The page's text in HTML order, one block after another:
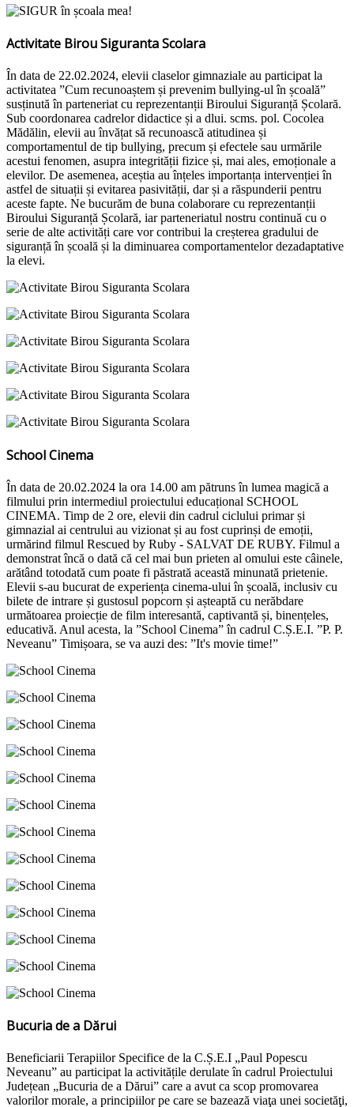
Activitate Birou Siguranta Scolara
În data de 22.02.2024, elevii claselor gimnaziale au participat la
activitatea ”Cum recunoaștem și prevenim bullying-ul în școală”
susținută în parteneriat cu reprezentanții Biroului Siguranță Școlară.
Sub coordonarea cadrelor didactice și a dlui. scms. pol. Cocolea
Mădălin, elevii au învățat să recunoască atitudinea și
comportamentul de tip bullying, precum și efectele sau urmările
acestui fenomen, asupra integrității fizice și, mai ales, emoționale a
elevilor. De asemenea, aceștia au înțeles importanța intervenției în
astfel de situații și evitarea pasivității, dar și a răspunderii pentru
aceste fapte. Ne bucurăm de buna colaborare cu reprezentanții
Biroului Siguranță Școlară, iar parteneriatul nostru continuă cu o
serie de alte activități care vor contribui la creșterea gradului de
siguranță în școală și la diminuarea comportamentelor dezadaptative
la elevi.
School Cinema
În data de 20.02.2024 la ora 14.00 am pătruns în lumea magică a
filmului prin intermediul proiectului educațional SCHOOL
CINEMA. Timp de 2 ore, elevii din cadrul ciclului primar și
gimnazial ai centrului au vizionat și au fost cuprinși de emoții,
urmărind filmul Rescued by Ruby - SALVAT DE RUBY. Filmul a
demonstrat încă o dată că cel mai bun prieten al omului este câinele,
arătând totodată cum poate fi păstrată această minunată prietenie.
Elevii s-au bucurat de experiența cinema-ului în școală, inclusiv cu
bilete de intrare și gustosul popcorn și așteaptă cu nerăbdare
următoarea proiecție de film interesantă, captivantă și, binențeles,
educativă. Anul acesta, la ”School Cinema” în cadrul C.Ș.E.I. ”P. P.
Neveanu” Timișoara, se va auzi des: ”It's movie time!”
Bucuria de a Dărui
Beneficiarii Terapiilor Specifice de la C.Ș.E.I „Paul Popescu
Neveanu” au participat la activitățile derulate în cadrul Proiectului
Județean „Bucuria de a Dărui” care a avut ca scop promovarea
valorilor morale, a principiilor pe care se bazează viaţa unei societăţi,